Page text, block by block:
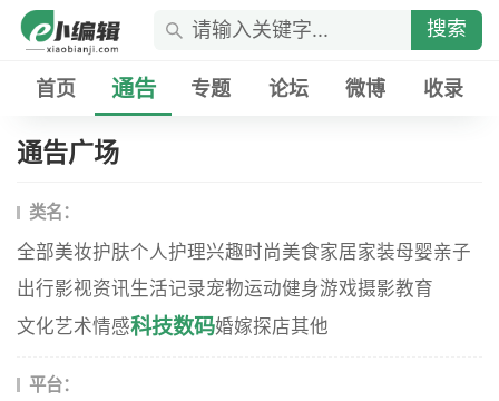
搜索
首页 通告 专题 论坛 微博 收录
通告广场
类名：
全部美妆护肤个人护理兴趣时尚美食家居家装母婴亲子
出行影视资讯生活记录宠物运动健身游戏摄影教育
文化艺术情感科技数码婚嫁探店其他
平台：